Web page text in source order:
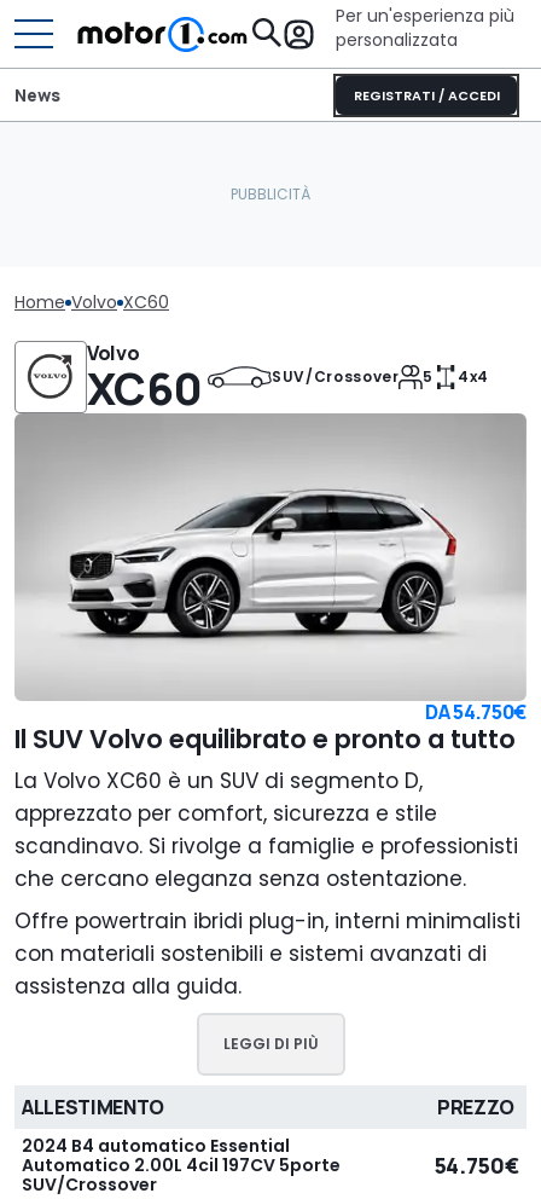
Per un'esperienza più
personalizzata
REGISTRATI / ACCEDI
News
Home Volvo XC60
Volvo
XC60 SUV/Crossover 5 4x4
DA54.750€
Il SUV Volvo equilibrato e pronto a tutto
La Volvo XC60 è un SUV di segmento D,
apprezzato per comfort, sicurezza e stile
scandinavo. Si rivolge a famiglie e professionisti
che cercano eleganza senza ostentazione.
Offre powertrain ibridi plug-in, interni minimalisti
con materiali sostenibili e sistemi avanzati di
assistenza alla guida.
LEGGI DI PIÙ
ALLESTIMENTO PREZZO
2024 B4 automatico Essential
Automatico 2.00L 4cil 197CV 5porte
SUV/Crossover
54.750€